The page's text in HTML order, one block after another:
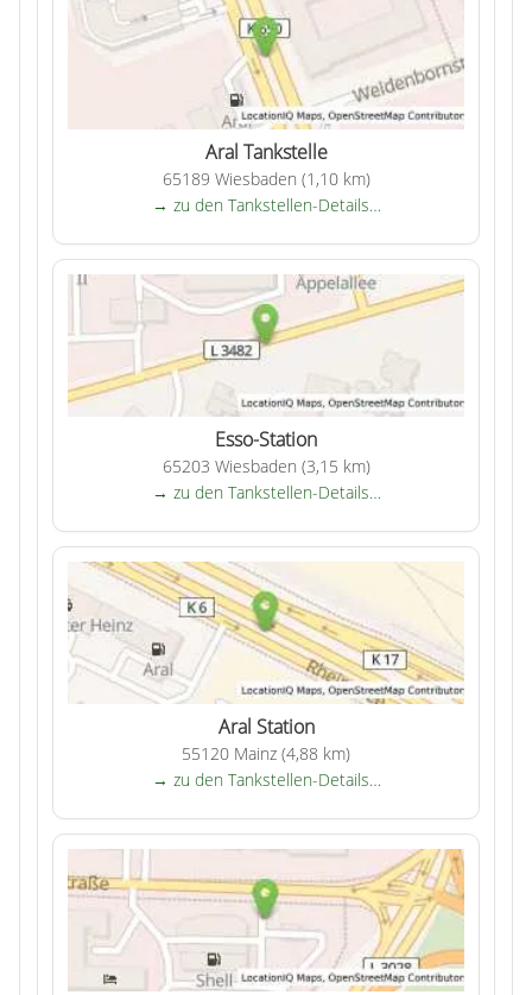
Aral Tankstelle
65189 Wiesbaden (1,10 km)
→ zu den Tankstellen-Details…
Esso-Station
65203 Wiesbaden (3,15 km)
→ zu den Tankstellen-Details…
Aral Station
55120 Mainz (4,88 km)
→ zu den Tankstellen-Details…